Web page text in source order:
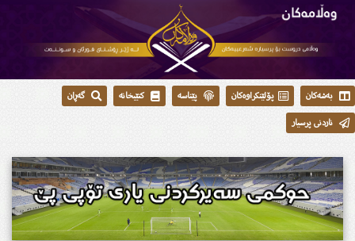
بەشەکان پۆلێنکراوەکان پێناسە کتێبخانە
گەڕان
ناردنی پرسیار